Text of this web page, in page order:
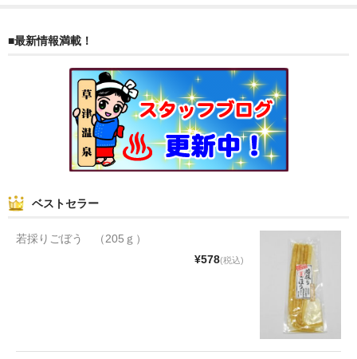
まんじゅう
スナック
花豆
もち
■最新情報満載！
ベストセラー
若採りごぼう （205ｇ）
¥578(税込)